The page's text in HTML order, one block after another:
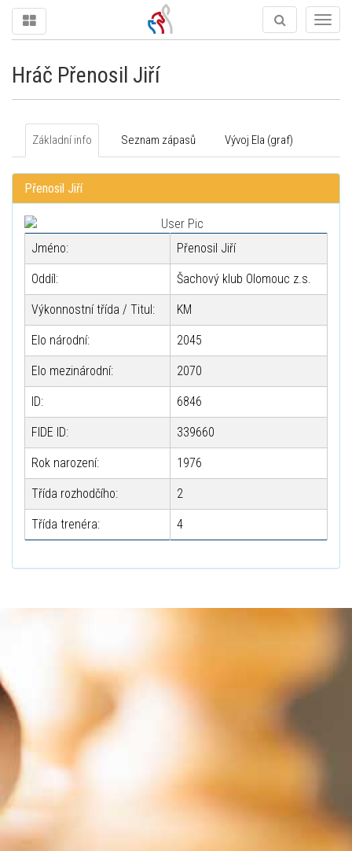
Hráč Přenosil Jiří
Základní info Seznam zápasů Vývoj Ela (graf)
Přenosil Jiří
Jméno: Přenosil Jiří
Oddíl: Šachový klub Olomouc z.s.
Výkonnostní třída / Titul: KM
Elo národní: 2045
Elo mezinárodní: 2070
ID: 6846
FIDE ID: 339660
Rok narození: 1976
Třída rozhodčího: 2
Třída trenéra: 4